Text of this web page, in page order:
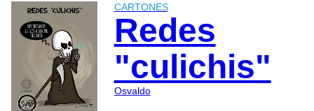
CARTONES
Redes
"culichis"
Osvaldo